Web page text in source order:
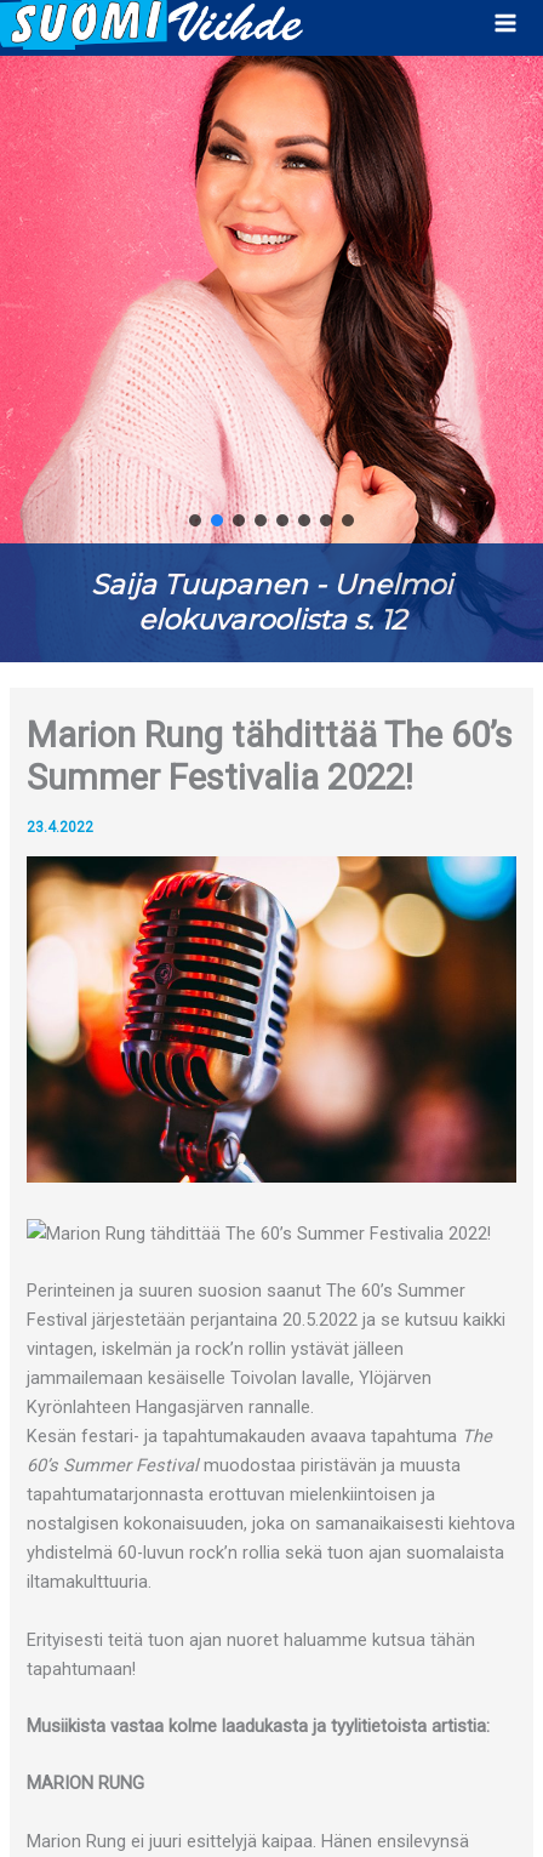
Saija Tuupanen - Unelmoi
elokuvaroolista s. 12
Marion Rung tähdittää The 60’s
Summer Festivalia 2022!
23.4.2022
Perinteinen ja suuren suosion saanut The 60’s Summer
Festival järjestetään perjantaina 20.5.2022 ja se kutsuu kaikki
vintagen, iskelmän ja rock’n rollin ystävät jälleen
jammailemaan kesäiselle Toivolan lavalle, Ylöjärven
Kyrönlahteen Hangasjärven rannalle.
Kesän festari- ja tapahtumakauden avaava tapahtuma The
60’s Summer Festivalmuodostaa piristävän ja muusta
tapahtumatarjonnasta erottuvan mielenkiintoisen ja
nostalgisen kokonaisuuden, joka on samanaikaisesti kiehtova
yhdistelmä 60-luvun rock’n rollia sekä tuon ajan suomalaista
iltamakulttuuria.
Erityisesti teitä tuon ajan nuoret haluamme kutsua tähän
tapahtumaan!
Musiikista vastaa kolme laadukasta ja tyylitietoista artistia:
MARION RUNG
Marion Rung ei juuri esittelyjä kaipaa. Hänen ensilevynsä